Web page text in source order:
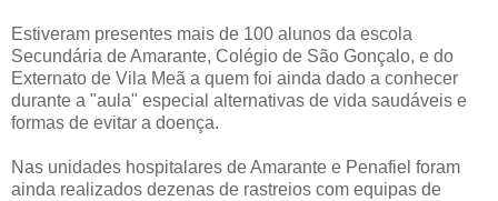
Estiveram presentes mais de 100 alunos da escola
Secundária de Amarante, Colégio de São Gonçalo, e do
Externato de Vila Meã a quem foi ainda dado a conhecer
durante a "aula" especial alternativas de vida saudáveis e
formas de evitar a doença.
Nas unidades hospitalares de Amarante e Penafiel foram
ainda realizados dezenas de rastreios com equipas de